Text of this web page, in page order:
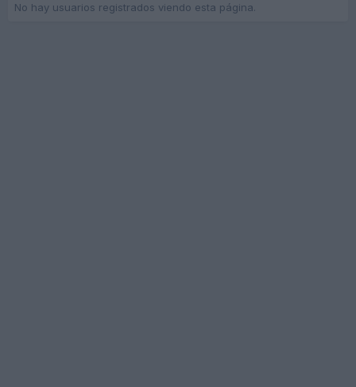
No hay usuarios registrados viendo esta página.